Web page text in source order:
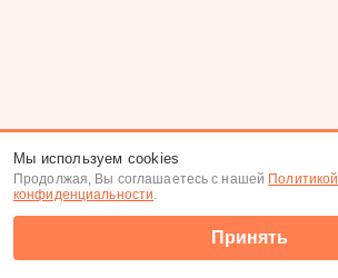
Мы используем cookies
Продолжая, Вы соглашаетесь с нашей Политикой
конфиденциальности.
Принять